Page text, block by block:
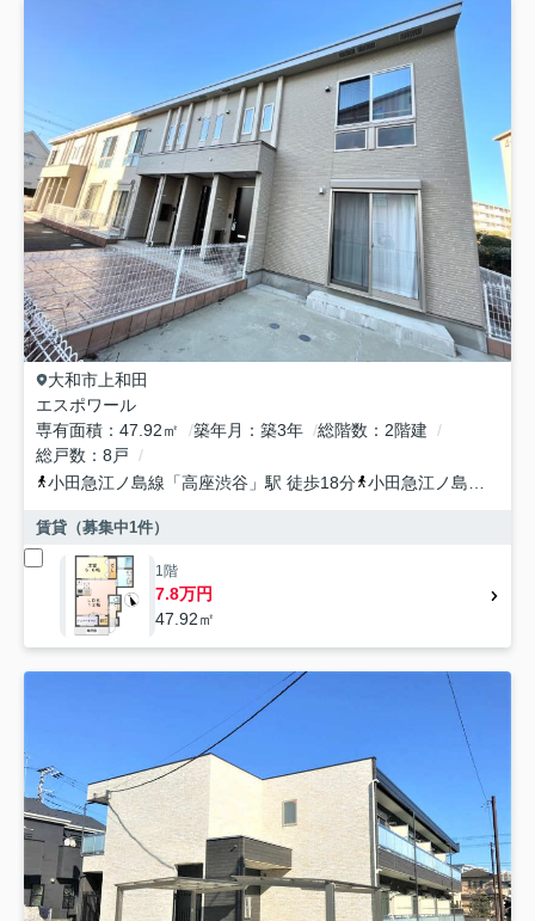
大和市 上和田
エスポワール
専有面積
47.92㎡ 築年月 築3年 総階数
2階建
総戸数
8戸
小田急江ノ島線 「高座渋谷 」駅 徒歩18分 小田急江ノ島線
賃貸（募集中1件）
1階
7.8万円
47.92㎡